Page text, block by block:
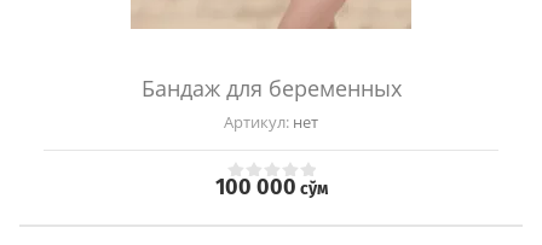
Бандаж для беременных
Артикул: нет
100 000 сўм